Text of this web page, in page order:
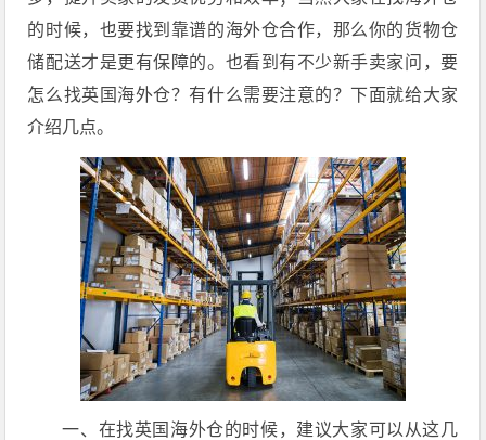
的时候，也要找到靠谱的海外仓合作，那么你的货物仓
储配送才是更有保障的。也看到有不少新手卖家问，要
怎么找英国海外仓？有什么需要注意的？下面就给大家
介绍几点。
一、在找英国海外仓的时候，建议大家可以从这几